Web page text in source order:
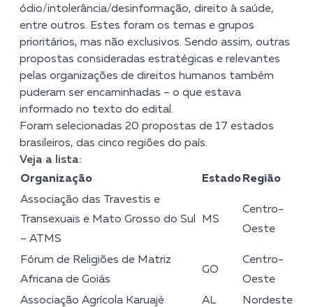
ódio/intolerância/desinformação, direito à saúde,
entre outros. Estes foram os temas e grupos
prioritários, mas não exclusivos. Sendo assim, outras
propostas consideradas estratégicas e relevantes
pelas organizações de direitos humanos também
puderam ser encaminhadas – o que estava
informado no texto do edital.
Foram selecionadas 20 propostas de 17 estados
brasileiros, das cinco regiões do país.
Veja a lista:
Organização
Estado Região
Associação das Travestis e
Transexuais e Mato Grosso do Sul
– ATMS
MS
Centro-
Oeste
Fórum de Religiões de Matriz
Africana de Goiás
GO
Centro-
Oeste
Associação Agrícola Karuajé
AL
Nordeste